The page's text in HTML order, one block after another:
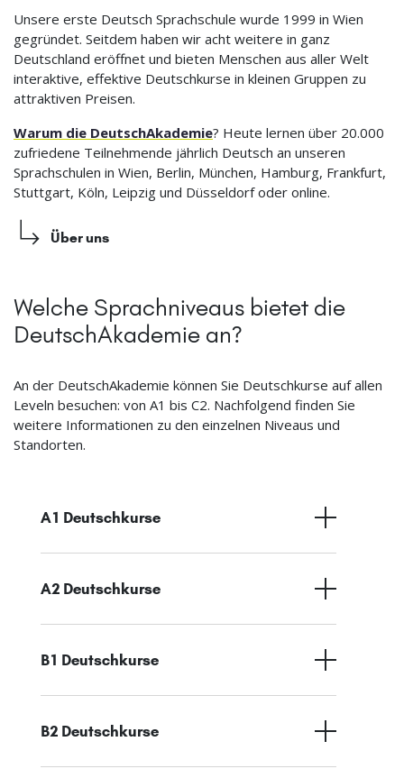
Unsere erste Deutsch Sprachschule wurde 1999 in Wien
gegründet. Seitdem haben wir acht weitere in ganz
Deutschland eröffnet und bieten Menschen aus aller Welt
interaktive, effektive Deutschkurse in kleinen Gruppen zu
attraktiven Preisen.
Warum die DeutschAkademie? Heute lernen über 20.000
zufriedene Teilnehmende jährlich Deutsch an unseren
Sprachschulen in Wien, Berlin, München, Hamburg, Frankfurt,
Stuttgart, Köln, Leipzig und Düsseldorf oder online.
Über uns
Welche Sprachniveaus bietet die
DeutschAkademie an?
An der DeutschAkademie können Sie Deutschkurse auf allen
Leveln besuchen: von A1 bis C2. Nachfolgend finden Sie
weitere Informationen zu den einzelnen Niveaus und
Standorten.
A1 Deutschkurse
A2 Deutschkurse
B1 Deutschkurse
B2 Deutschkurse